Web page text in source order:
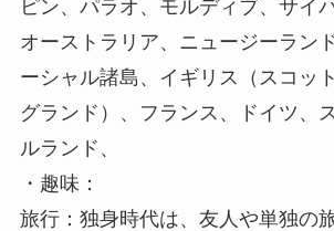
ピン、パラオ、モルディブ、サイ
オーストラリア、ニュージーラン
ーシャル諸島、イギリス（スコッ
グランド）、フランス、ドイツ、
ルランド、
・趣味：
旅行：独身時代は、友人や単独の